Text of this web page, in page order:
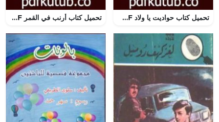
تحميل كتاب حواديت يا ولاد PDF تأليف نهى عاصم مجانا [كامل] تحميل كتاب أرنب في القمر PDF تأليف كامل الكيلاني مجانا [كامل]